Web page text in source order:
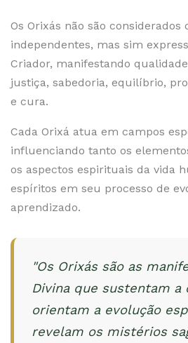
Os Orixás não são considerados
independentes, mas sim
Criador, manifestando
justiça, sabedoria, equilíbrio,
e cura.
Cada Orixá atua em campos
influenciando tanto os
os aspectos espirituais da vida
espíritos em seu processo de
aprendizado.
"Os Orixás são as
Divina que sustentam a
orientam a evolução
revelam os mistérios